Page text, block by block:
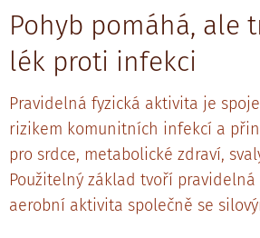
Pohyb pomáhá, ale
lék proti infekci
Pravidelná fyzická aktivita je
rizikem komunitních infekcí a
pro srdce, metabolické zdraví,
Použitelný základ tvoří
aerobní aktivita společně se